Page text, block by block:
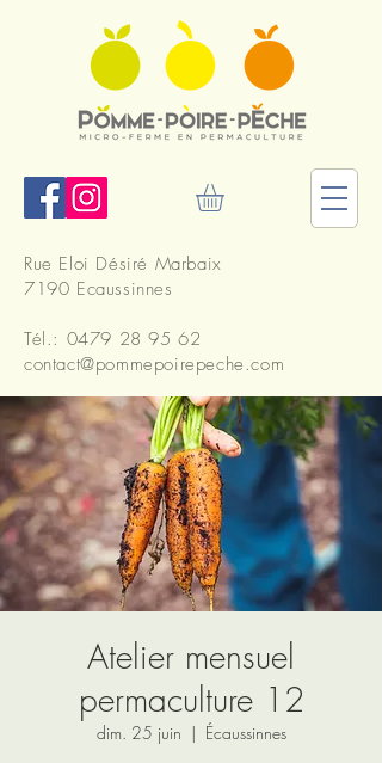
Rue Eloi Désiré Marbaix
7190 Ecaussinnes
Tél.: 0479 28 95 62
contact@pommepoirepeche.com
Atelier mensuel
permaculture 12
dim. 25 juin
  |
Écaussinnes